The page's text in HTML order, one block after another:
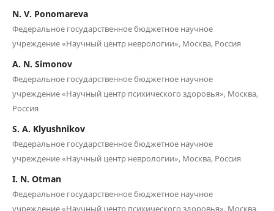
N. V. Ponomareva
Федеральное государственное бюджетное научное
учреждение «Научный центр неврологии», Москва, Россия
A. N. Simonov
Федеральное государственное бюджетное научное
учреждение «Научный центр психического здоровья», Москва,
Россия
S. A. Klyushnikov
Федеральное государственное бюджетное научное
учреждение «Научный центр неврологии», Москва, Россия
I. N. Otman
Федеральное государственное бюджетное научное
учреждение «Научный центр психического здоровья», Москва,